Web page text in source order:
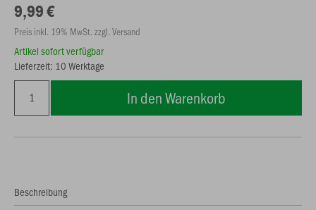
9,99 €
Preis inkl. 19% MwSt. zzgl. Versand
Artikel sofort verfügbar
Lieferzeit: 10 Werktage
In den Warenkorb
Beschreibung